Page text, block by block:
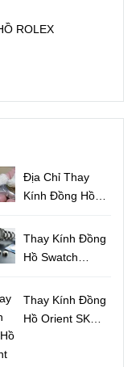
ROLEX
Địa Chỉ Thay
Kính Đồng Hồ
Lượng Tại
TPHCM
Thay Kính Đồng
Hồ Swatch
Liền TPHCM
Thay Kính Đồng
Hồ Orient SK